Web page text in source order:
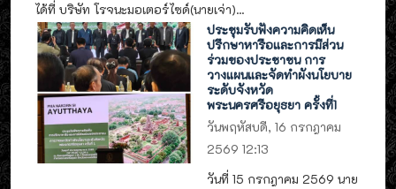
ได้ที่ บริษัท โรจนะมอเตอร์ไซด์(นายเจ่า)...
ประชุมรับฟังความคิดเห็น
ปรึกษาหารือและการมีส่วน
ร่วมของประชาชน การ
วางแผนและจัดทำผังนโยบาย
ระดับจังหวัด
พระนครศรีอยุธยา ครั้งที่1
วันพฤหัสบดี, 16 กรกฎาคม
2569 12:13
วันที่ 15 กรกฎาคม 2569 นาย